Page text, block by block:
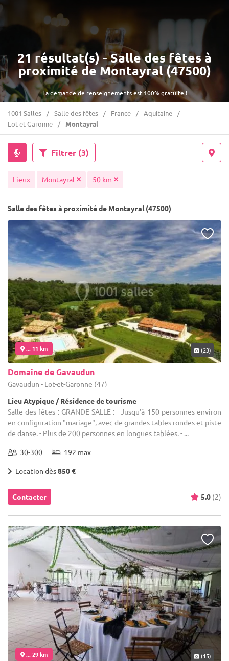
La demande de renseignements est 100% gratuite !
21 résultat(s) - Salle des fêtes à
proximité de Montayral (47500)
1001 Salles Salle des fêtes France
Aquitaine
Lot-et-Garonne
Montayral
Filtrer (3)
Lieux Montayral 50 km
Salle des fêtes à proximité de Montayral (47500)
... 11 km (23)
Domaine de Gavaudun
Gavaudun - Lot-et-Garonne (47)
Lieu Atypique / Résidence de tourisme
Salle des fêtes : GRANDE SALLE : - Jusqu'à 150 personnes environ
en configuration "mariage", avec de grandes tables rondes et piste
de danse. - Plus de 200 personnes en longues tablées. - ...
30-300 192 max
Location dès850 €
Contacter 5.0 (2)
... 29 km (15)